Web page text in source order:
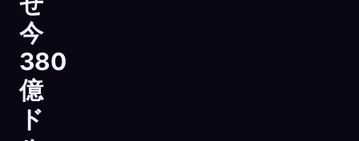
今
380
億
ド